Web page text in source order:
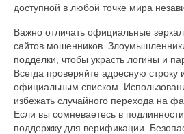
доступной в любой точке мира
Важно отличать официальные
сайтов мошенников.
подделки, чтобы украсть логины и
Всегда проверяйте адресную строку
официальным списком.
избежать случайного перехода на
Если вы сомневаетесь в
поддержку для верификации.